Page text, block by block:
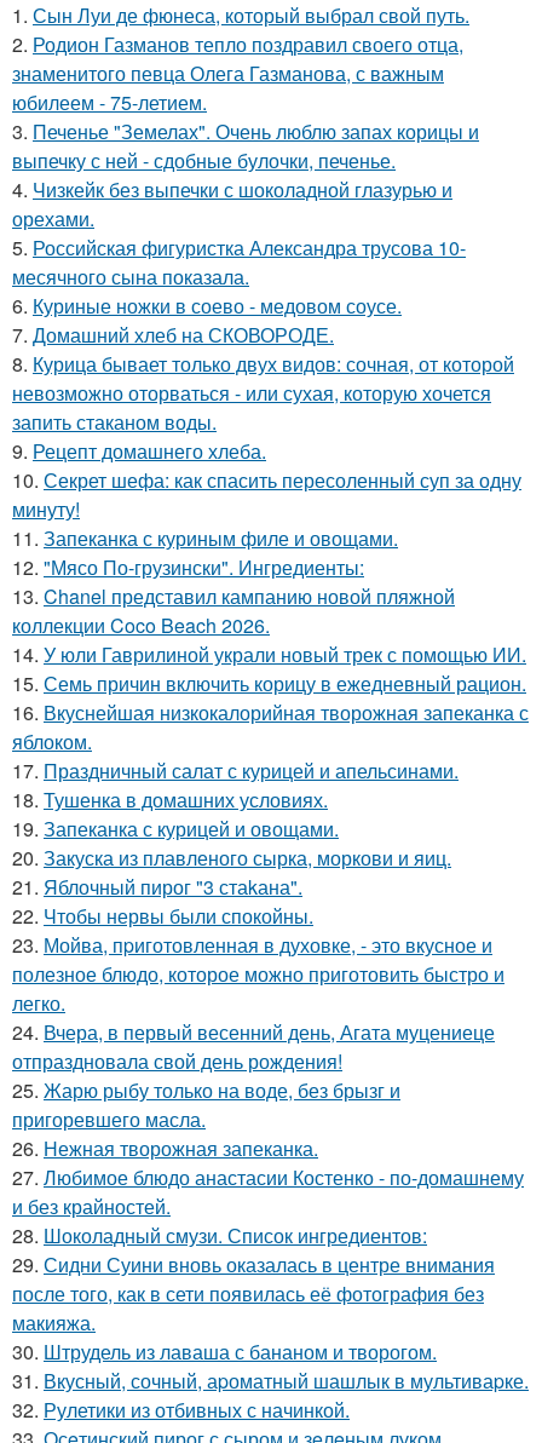
1. Сын Луи де фюнеса, который выбрал свой путь.
2. Родион Газманов тепло поздравил своего отца,
знаменитого певца Олега Газманова, с важным
юбилеем - 75-летием.
3. Печенье "Земелах". Очень люблю запах корицы и
выпечку с ней - сдобные булочки, печенье.
4. Чизкейк без выпечки с шоколадной глазурью и
орехами.
5. Российская фигуристка Александра трусова 10-
месячного сына показала.
6. Куриные ножки в соево - медовом соусе.
7. Домашний хлеб на СКОВОРОДЕ.
8. Курица бывает только двух видов: сочная, от которой
невозможно оторваться - или сухая, которую хочется
запить стаканом воды.
9. Рецепт домашнего хлеба.
10. Секрет шефа: как спасить пересоленный суп за одну
минуту!
11. Запеканка с куриным филе и овощами.
12. "Мясо По-грузински". Ингредиенты:
13. Chanel представил кампанию новой пляжной
коллекции Coco Beach 2026.
14. У юли Гаврилиной украли новый трек с помощью ИИ.
15. Семь причин включить корицу в ежедневный рацион.
16. Вкуснейшая низкокалорийная творожная запеканка с
яблоком.
17. Праздничный салат с курицей и апельсинами.
18. Тушенка в домашних условиях.
19. Запеканка с курицей и овощами.
20. Закуска из плавленого сырка, моркови и яиц.
21. Яблочный пирог "3 стаkана".
22. Чтобы нервы были спокойны.
23. Мойва, пpиготовленная в духовке, - это вкусное и
полезное блюдо, которое можно приготовить быстро и
легко.
24. Вчера, в первый весенний день, Агата муцениеце
отпраздновала свой день рождения!
25. Жарю рыбу только на воде, без брызг и
пригоревшего масла.
26. Нежная творожная запеканка.
27. Любимое блюдо анастасии Костенко - по-домашнему
и без крайностей.
28. Шоколадный смузи. Список ингредиентов:
29. Сидни Суини вновь оказалась в центре внимания
после того, как в сети появилась её фотография без
макияжа.
30. Штрудель из лаваша с бананом и творогом.
31. Вкусный, сочный, аpоматный шашлык в мультиваpке.
32. Рулетики из отбивных с начинкой.